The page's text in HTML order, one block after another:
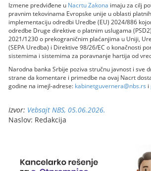
Izmene predviđene u Nacrtu Zakona imaju za cilj
pravnim tekovinama Evropske unije u oblasti
implementaciju odredbi Uredbe (EU) 2024/886
odredbe Druge direktive o platnim uslugama
2021/1230 o prekograničnim plaćanjima u Uniji,
(SEPA Uredba) i Direktive 98/26/EC o konačnosti
sistemima i sistemima za poravnanje hartija od
Narodna banka Srbije poziva stručnu javnost i sve
strane da komentare i primedbe na ovaj Nacrt
godine na imejl-adrese: kabinetguvernera@nbs.rs i
Izvor: Vebsajt NBS, 05.06.2026.
Naslov: Redakcija